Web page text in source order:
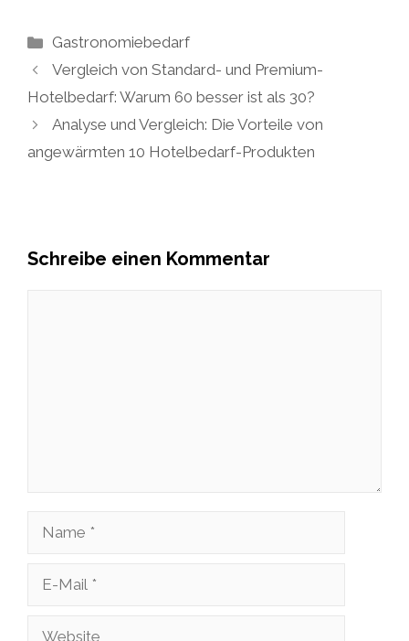
Kategorien
Gastronomiebedarf
Vergleich von Standard- und Premium-
Hotelbedarf: Warum 60 besser ist als 30?
Analyse und Vergleich: Die Vorteile von
angewärmten 10 Hotelbedarf-Produkten
Schreibe einen Kommentar
Name
Website